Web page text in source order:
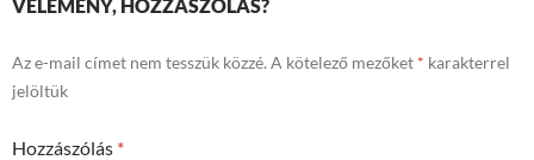
VÉLEMÉNY, HOZZÁSZÓLÁS?
Az e-mail címet nem tesszük közzé. A kötelező mezőket * karakterrel
jelöltük
Hozzászólás *